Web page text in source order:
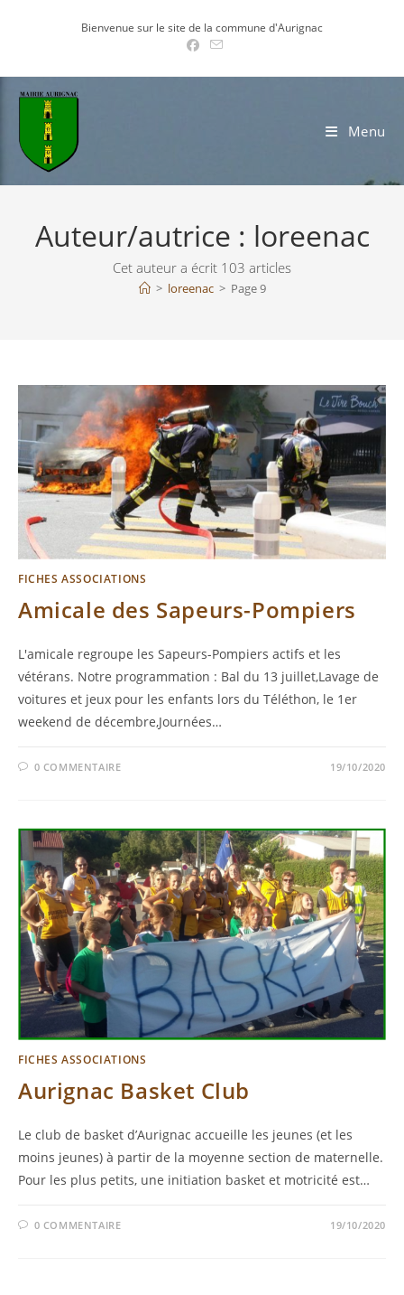
Bienvenue sur le site de la commune d'Aurignac
Menu
Auteur/autrice : loreenac
Cet auteur a écrit 103 articles
> loreenac > Page 9
FICHES ASSOCIATIONS
Amicale des Sapeurs-Pompiers
L'amicale regroupe les Sapeurs-Pompiers actifs et les
vétérans. Notre programmation : Bal du 13 juillet,Lavage de
voitures et jeux pour les enfants lors du Téléthon, le 1er
weekend de décembre,Journées…
0 COMMENTAIRE 19/10/2020
FICHES ASSOCIATIONS
Aurignac Basket Club
Le club de basket d’Aurignac accueille les jeunes (et les
moins jeunes) à partir de la moyenne section de maternelle.
Pour les plus petits, une initiation basket et motricité est…
0 COMMENTAIRE 19/10/2020